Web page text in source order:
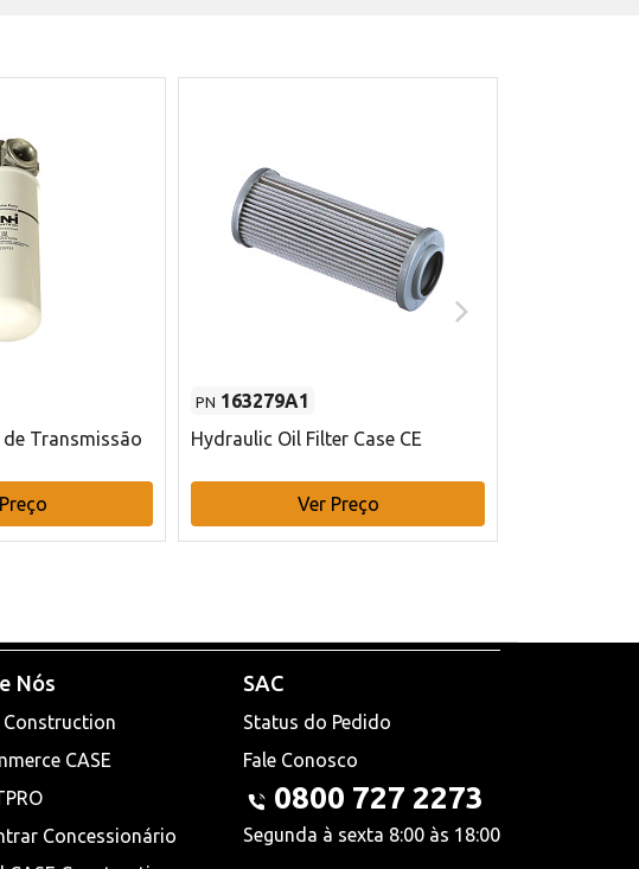
Transmissão
PN 163279A1
Hydraulic Oil Filter Case CE
Ver Preço
Nós
Construction
CASE
Concessionário
SAC
Status do Pedido
Fale Conosco
0800 727 2273
Segunda à sexta 8:00 às 18:00